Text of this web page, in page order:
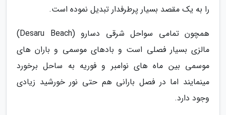
را به یک مقصد بسیار پرطرفدار تبدیل نموده است.
همچون تمامی سواحل شرقی دسارو (Desaru Beach)
مالزی بسیار فصلی است و بادهای موسمی و باران های
موسمی بین ماه های نوامبر و فوریه به ساحل برخورد
مینمایند اما در فصل بارانی هم حتی نور خورشید زیادی
وجود دارد.